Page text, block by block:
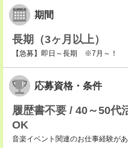
期間
長期（3ヶ月以上）
【急募】即日～長期 ※7月～！
応募資格・条件
履歴書不要 / 40～50代
OK
音楽イベント関連のお仕事経験が